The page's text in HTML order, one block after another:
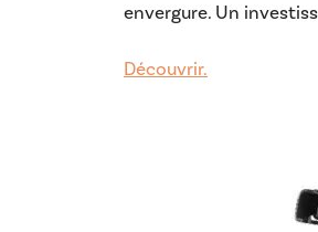
envergure. Un
Découvrir.